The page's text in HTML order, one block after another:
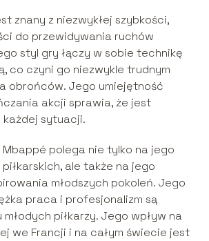
znany z niezwykłej szybkości,
do przewidywania ruchów
styl gry łączy w sobie technikę
co czyni go niezwykle trudnym
obrońców. Jego umiejętność
akcji sprawia, że jest
sytuacji.
Mbappé polega nie tylko na jego
ale także na jego
młodszych pokoleń. Jego
praca i profesjonalizm są
piłkarzy. Jego wpływ na
we Francji i na całym świecie jest